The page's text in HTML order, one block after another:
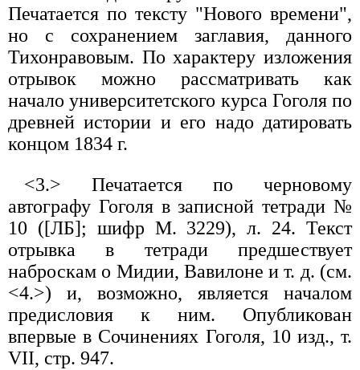
Печатается по тексту "Нового времени",
но с сохранением заглавия, данного
Тихонравовым. По характеру изложения
отрывок можно рассматривать как
начало университетского курса Гоголя по
древней истории и его надо датировать
концом 1834 г.
<3.> Печатается по черновому
автографу Гоголя в записной тетради №
10 ([ЛБ]; шифр М. 3229), л. 24. Текст
отрывка в тетради предшествует
наброскам о Мидии, Вавилоне и т. д. (см.
<4.>) и, возможно, является началом
предисловия к ним. Опубликован
впервые в Сочинениях Гоголя, 10 изд., т.
VII, стр. 947.